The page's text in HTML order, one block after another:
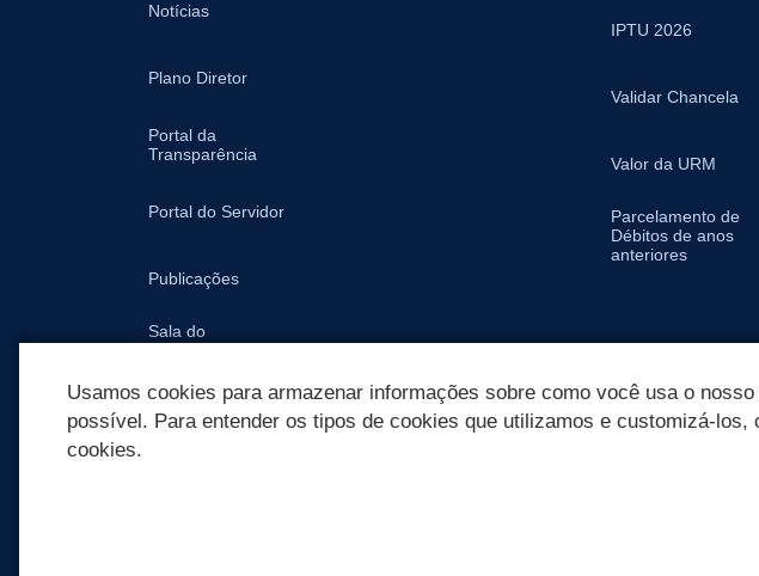
Notícias
Plano Diretor
Portal da
Transparência
Portal do Servidor
Publicações
Sala do
IPTU 2026
Validar Chancela
Valor da URM
Parcelamento de
Débitos de anos
anteriores
Usamos cookies para armazenar informações sobre como você usa o
possível. Para entender os tipos de cookies que utilizamos e customizá-
cookies.